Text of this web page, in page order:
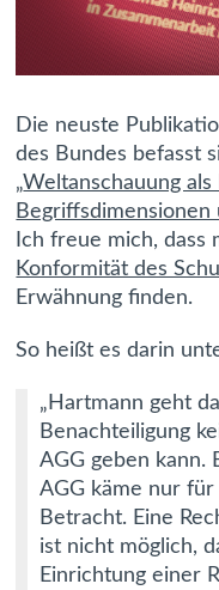
Die neuste
des Bundes befasst
„Weltanschauung
Ich freue mich, dass
Konformität des
Erwähnung finden.
So heißt es darin
„Hartmann geht
Benachteiligung
AGG geben kann.
AGG käme nur
Betracht. Eine
ist nicht möglich,
Einrichtung einer